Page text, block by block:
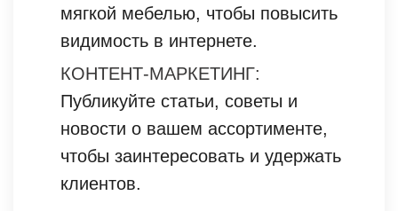
мягкой мебелью, чтобы повысить
видимость в интернете.
КОНТЕНТ-МАРКЕТИНГ:
Публикуйте статьи, советы и
новости о вашем ассортименте,
чтобы заинтересовать и удержать
клиентов.